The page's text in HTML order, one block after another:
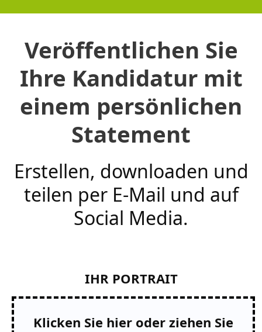
Veröffentlichen Sie
Ihre Kandidatur mit
einem persönlichen
Statement
Erstellen, downloaden und
teilen per E-Mail und auf
Social Media.
IHR PORTRAIT
Klicken Sie hier oder ziehen Sie